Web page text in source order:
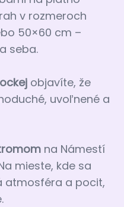
v rozmeroch
50×60 cm –
seba.
objavíte, že
uvoľnené a
na Námestí
mieste, kde sa
atmosféra a pocit,